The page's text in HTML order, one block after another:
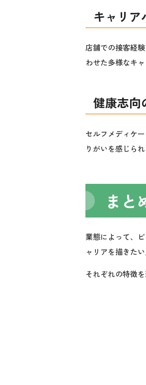
キャリア
店舗での接客経
わせた多様なキ
健康志向
セルフメディケ
りがいを感じられ
まと
業態によって、
ャリアを描きた
それぞれの特徴